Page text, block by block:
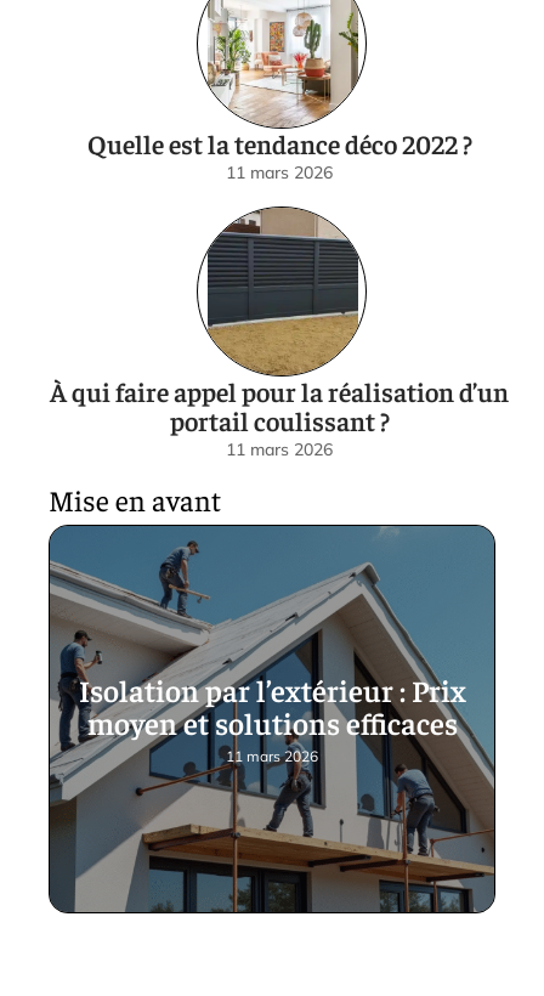
Quelle est la tendance déco 2022 ?
11 mars 2026
À qui faire appel pour la réalisation d’un
portail coulissant ?
11 mars 2026
Mise en avant
Isolation par l’extérieur : Prix
moyen et solutions efficaces
11 mars 2026